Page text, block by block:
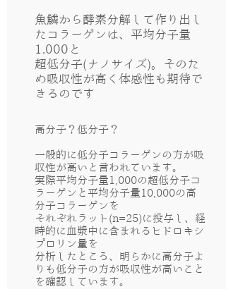
魚鱗から酵素分解して作り出し
たコラーゲンは、平均分子量
1,000と
超低分子(ナノサイズ)。そのた
め吸収性が高く体感性も期待で
きるのです
高分子？低分子？
一般的に低分子コラーゲンの方が吸
収性が高いと言われています。
実際平均分子量1,000の超低分子コ
ラーゲンと平均分子量10,000の高
分子コラーゲンを
それぞれラット(n=25)に投与し、経
時的に血漿中に含まれるヒドロキシ
プロリン量を
分析したところ、明らかに高分子よ
りも低分子の方が吸収性が高いこと
を確認しています。